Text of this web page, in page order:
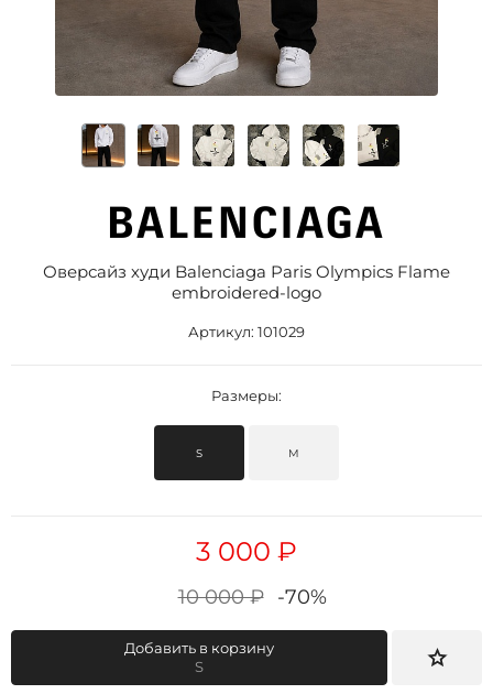
Оверсайз худи Balenciaga Paris Olympics Flame
embroidered-logo
Артикул: 101029
Размеры:
S M
3 000 ₽
10 000 ₽ -70%
Добавить в корзину
S